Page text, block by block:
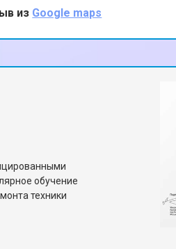
полезные советы по
за устройством. Ценю ваш
и рекомендую
из Google maps
обучение
техники